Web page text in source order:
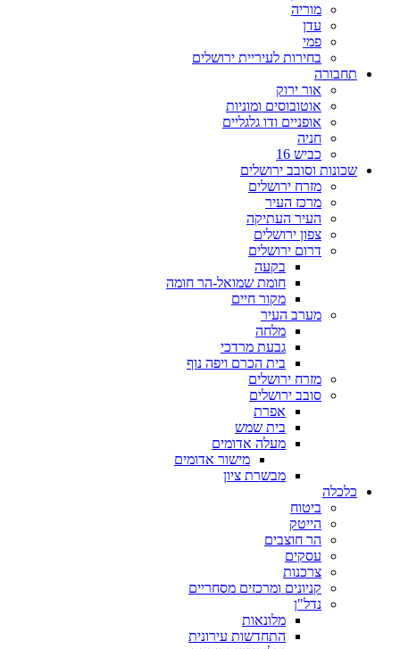
מוריה
עדן
פמי
בחירות לעיריית ירושלים
תחבורה
אור ירוק
אוטובוסים ומוניות
אופניים ודו גלגליים
חניה
כביש 16
שכונות וסובב ירושלים
מזרח ירושלים
מרכז העיר
העיר העתיקה
צפון ירושלים
דרום ירושלים
בקעה
חומת שמואל-הר חומה
מקור חיים
מערב העיר
מלחה
גבעת מרדכי
בית הכרם ויפה נוף
מזרח ירושלים
סובב ירושלים
אפרת
בית שמש
מעלה אדומים
מישור אדומים
מבשרת ציון
כלכלה
ביטוח
הייטק
הר חוצבים
עסקים
צרכנות
קניונים ומרכזים מסחריים
נדל"ן
מלונאות
התחדשות עירונית